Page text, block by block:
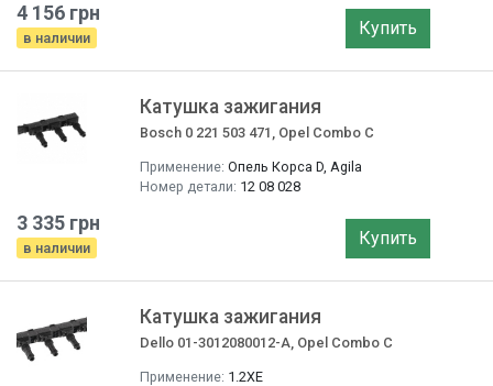
4 156 грн
в наличии Купить
Катушка зажигания
Bosch 0 221 503 471, Opel Combo C
Применение: Опель Корса D, Agila
Номер детали: 12 08 028
3 335 грн
в наличии Купить
Катушка зажигания
Dello 01-3012080012-A, Opel Combo C
Применение: 1.2XE